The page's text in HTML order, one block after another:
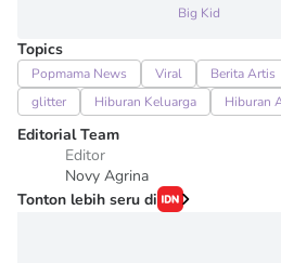
Big Kid
Topics
Popmama News Viral Berita Artis
glitter
Hiburan Keluarga Hiburan
Editorial Team
Editor
Novy Agrina
Tonton lebih seru di